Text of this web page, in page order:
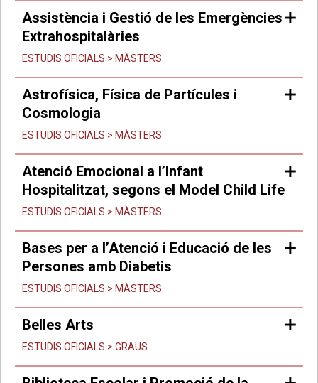
Assistència i Gestió de les Emergències
Extrahospitalàries
ESTUDIS OFICIALS > MÀSTERS
Astrofísica, Física de Partícules i
Cosmologia
ESTUDIS OFICIALS > MÀSTERS
Atenció Emocional a l’Infant
Hospitalitzat, segons el Model Child Life
ESTUDIS OFICIALS > MÀSTERS
Bases per a l’Atenció i Educació de les
Persones amb Diabetis
ESTUDIS OFICIALS > MÀSTERS
Belles Arts
ESTUDIS OFICIALS > GRAUS